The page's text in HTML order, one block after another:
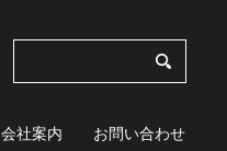
会社案内 お問い合わせ